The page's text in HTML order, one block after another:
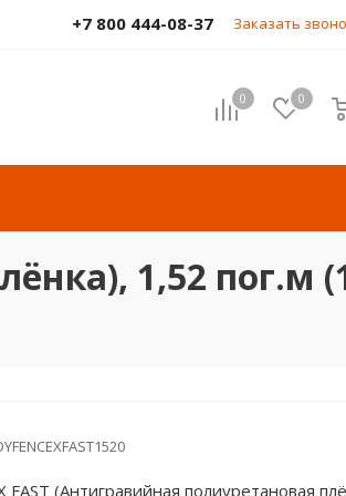
+7 800 444-08-37 Заказать
0 0
1,52 пог.м
FAST (Антигравийная полиуретановая